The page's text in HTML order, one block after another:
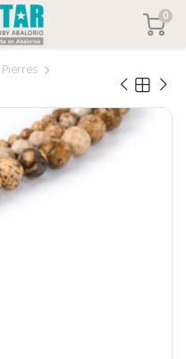
0
Pierres